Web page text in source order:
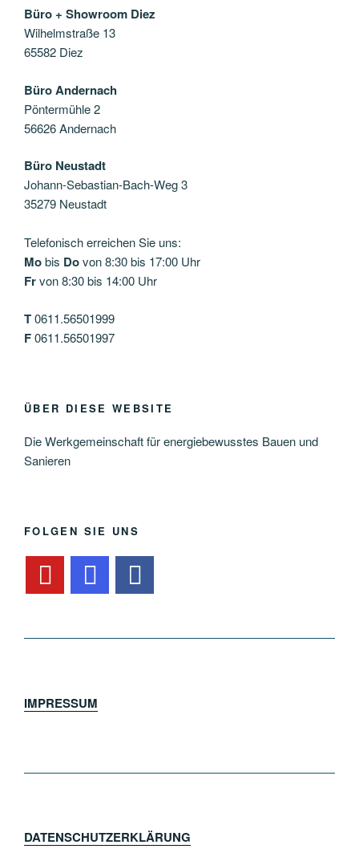
Büro + Showroom Diez
Wilhelmstraße 13
65582 Diez
Büro Andernach
Pöntermühle 2
56626 Andernach
Büro Neustadt
Johann-Sebastian-Bach-Weg 3
35279 Neustadt
Telefonisch erreichen Sie uns:
Mobis Dovon 8:30 bis 17:00 Uhr
Frvon 8:30 bis 14:00 Uhr
T0611.56501999
F0611.56501997
ÜBER DIESE WEBSITE
Die Werkgemeinschaft für energiebewusstes Bauen und
Sanieren
FOLGEN SIE UNS
IMPRESSUM
DATENSCHUTZERKLÄRUNG